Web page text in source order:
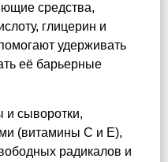
средства,
глицерин и
удерживать
её барьерные
и сыворотки,
(витамины C и E),
радикалов и